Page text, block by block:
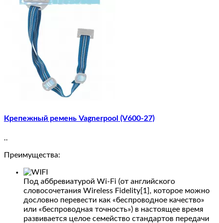
Mice
Trackballs
Printers
Scanners
Cameras
Software
Phones
&
PDAs
Крепежный ремень Vagnerpool (V600-27)
..
Преимущества:
Под аббревиатурой Wi-Fi (от английского
словосочетания Wireless Fidelity[1], которое можно
дословно перевести как «беспроводное качество»
или «беспроводная точность») в настоящее время
развивается целое семейство стандартов передачи